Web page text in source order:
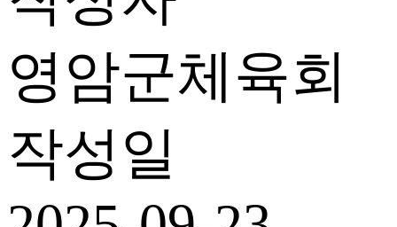
영암군체육회
작성일